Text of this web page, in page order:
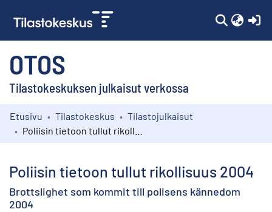
OTOS
Tilastokeskuksen julkaisut verkossa
Kokoelmat
Etusivu Tilastokeskus
Tilastojulkaisut
Poliisin tietoon tullut rikollisuus 2004
Brottslighet som kommit till polisens kännedom
2004